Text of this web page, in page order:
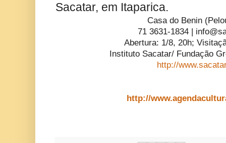
Sacatar, em Itaparica.
Casa do Benin
71 3631-1834 |
Abertura: 1/8, 20h;
Instituto Sacatar/ Fundação
http://
http://